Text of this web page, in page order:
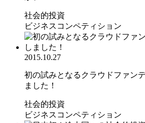
社会的投資
ビジネスコンペティション
2015.10.27
初の試みとなるクラウドファン
ました！
社会的投資
ビジネスコンペティション